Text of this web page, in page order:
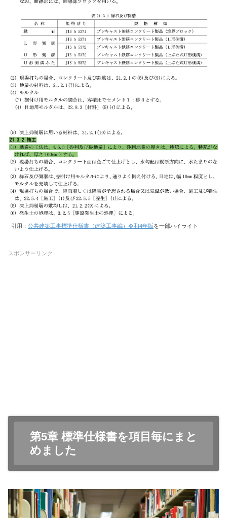
引用： 公共建築工事標準仕様書（建築工事編）令和4年版を一部ハイライト
スポンサーリンク
第5章 標準仕様書を項目毎にまと
めました